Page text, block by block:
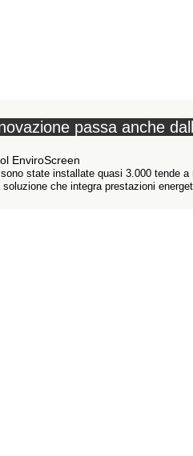
passa anche
EnviroScreen
sono state installate quasi 3.000
che integra prestazioni